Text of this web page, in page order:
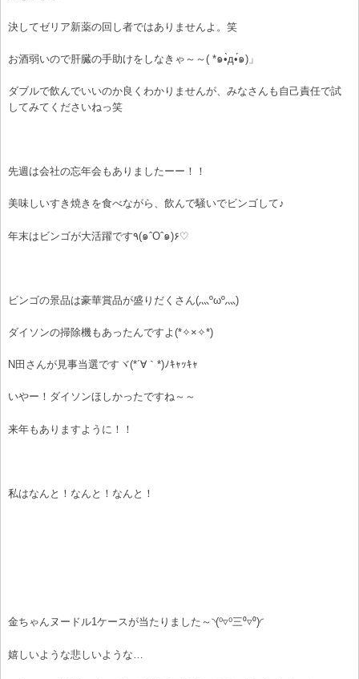
決してゼリア新薬の回し者ではありませんよ。笑
お酒弱いので肝臓の手助けをしなきゃ～～( *๑•̀д•́๑)」
ダブルで飲んでいいのか良くわかりませんが、みなさんも自己責任で試
してみてくださいねっ笑
先週は会社の忘年会もありましたーー！！
美味しいすき焼きを食べながら、飲んで騒いでビンゴして♪
年末はビンゴが大活躍です٩(๑ˆOˆ๑)۶♡
ビンゴの景品は豪華賞品が盛りだくさん(灬ºωº灬)
ダイソンの掃除機もあったんですよ(*✧×✧*)
N田さんが見事当選ですヾ(*´∀｀*)ﾉｷｬｯｷｬ
いやー！ダイソンほしかったですね～～
来年もありますように！！
私はなんと！なんと！なんと！
金ちゃんヌードル1ケースが当たりました～◝(⁰▿⁰三⁰▿⁰)◜
嬉しいような悲しいような…